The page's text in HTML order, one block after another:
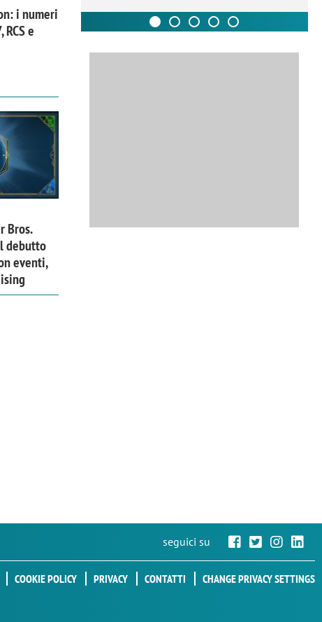
i numeri
e
Bros.
debutto
eventi,
seguici su
COOKIE POLICY PRIVACY CONTATTI CHANGE PRIVACY SETTINGS